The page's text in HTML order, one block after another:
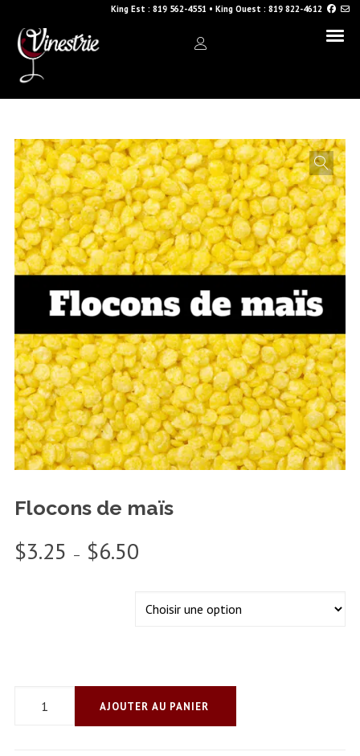
King Est : 819 562-4551 • King Ouest : 819 822-4612
Flocons de maïs
$3.25 – $6.50
$3.25
AJOUTER AU PANIER